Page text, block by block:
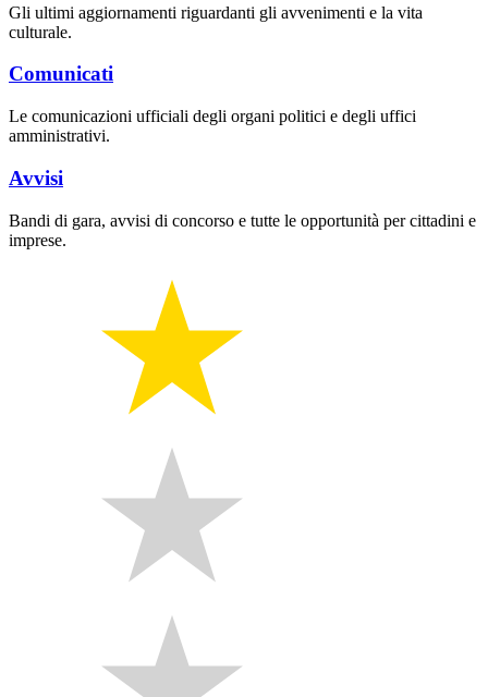
Gli ultimi aggiornamenti riguardanti gli avvenimenti e la vita
culturale.
Comunicati
Le comunicazioni ufficiali degli organi politici e degli uffici
amministrativi.
Avvisi
Bandi di gara, avvisi di concorso e tutte le opportunità per cittadini e
imprese.